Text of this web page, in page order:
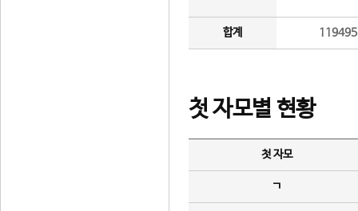
합계
첫 자모별 현황
첫 자모
ㄱ